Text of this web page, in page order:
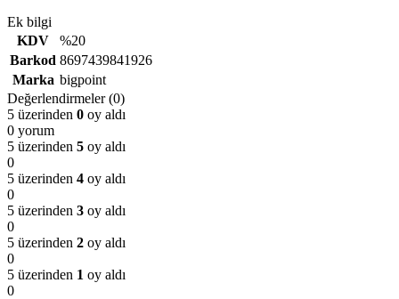
Ek bilgi
KDV
%20
Barkod 8697439841926
Marka bigpoint
Değerlendirmeler (0)
5 üzerinden 0 oy aldı
0 yorum
5 üzerinden 5 oy aldı
0
5 üzerinden 4 oy aldı
0
5 üzerinden 3 oy aldı
0
5 üzerinden 2 oy aldı
0
5 üzerinden 1 oy aldı
0